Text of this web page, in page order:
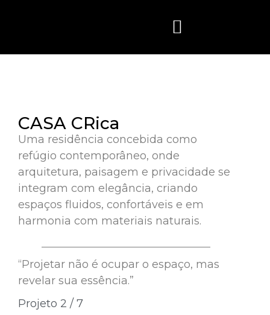
CASA CRica
Uma residência concebida como
refúgio contemporâneo, onde
arquitetura, paisagem e privacidade se
integram com elegância, criando
espaços fluidos, confortáveis e em
harmonia com materiais naturais.
“Projetar não é ocupar o espaço, mas
revelar sua essência.”
Projeto 2 / 7